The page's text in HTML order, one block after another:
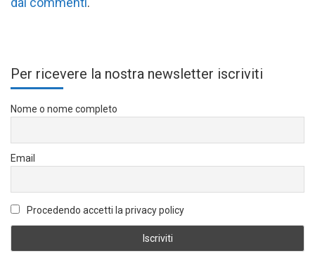
Per ricevere la nostra newsletter iscriviti
Nome o nome completo
Email
Procedendo accetti la privacy policy